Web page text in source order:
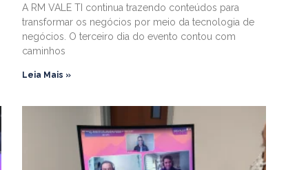
A RM VALE TI continua trazendo conteúdos para
transformar os negócios por meio da tecnologia de
negócios. O terceiro dia do evento contou com
caminhos
Leia Mais »